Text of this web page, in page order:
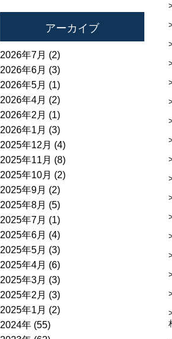
アーカイブ
2026年7月 (2)
2026年6月 (3)
2026年5月 (1)
2026年4月 (2)
2026年2月 (1)
2026年1月 (3)
2025年12月 (4)
2025年11月 (8)
2025年10月 (2)
2025年9月 (2)
2025年8月 (5)
2025年7月 (1)
2025年6月 (4)
2025年5月 (3)
2025年4月 (6)
2025年3月 (3)
2025年2月 (3)
2025年1月 (2)
2024年 (55)